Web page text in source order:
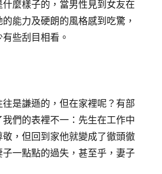
麼樣子的，當男性見到女友在
能力及硬朗的風格感到吃驚，
些刮目相看。
是謙遜的，但在家裡呢？有部
們的表裡不一：先生在工作中
，但回到家他就變成了徹頭徹
一點點的過失，甚至乎，妻子